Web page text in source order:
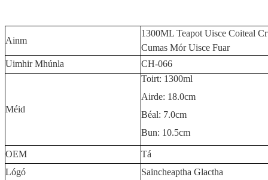
Ainm
1300ML Teapot Uisce Coiteal
Cumas Mór Uisce Fuar
Uimhir Mhúnla
CH-066
Méid
Toirt: 1300ml
Airde: 18.0cm
Béal: 7.0cm
Bun: 10.5cm
OEM
Tá
Lógó
Saincheaptha Glactha